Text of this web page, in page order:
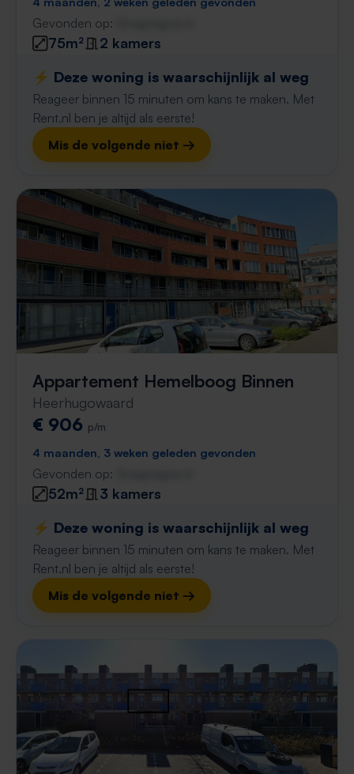
Gevonden op:
75m²
2 kamers
⚡️ Deze woning is waarschijnlijk al weg
Reageer binnen 15 minuten om kans te maken. Met
Rent.nl ben je altijd als eerste!
Mis de volgende niet →
Appartement Hemelboog Binnen
Heerhugowaard
€ 906 p/m
4 maanden, 3 weken geleden gevonden
Gevonden op:
52m²
3 kamers
⚡️ Deze woning is waarschijnlijk al weg
Reageer binnen 15 minuten om kans te maken. Met
Rent.nl ben je altijd als eerste!
Mis de volgende niet →